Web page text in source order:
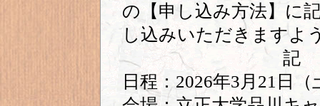
の【申し込み方法】に
し込みいただきますよ
記
日程：2026年3月21日（